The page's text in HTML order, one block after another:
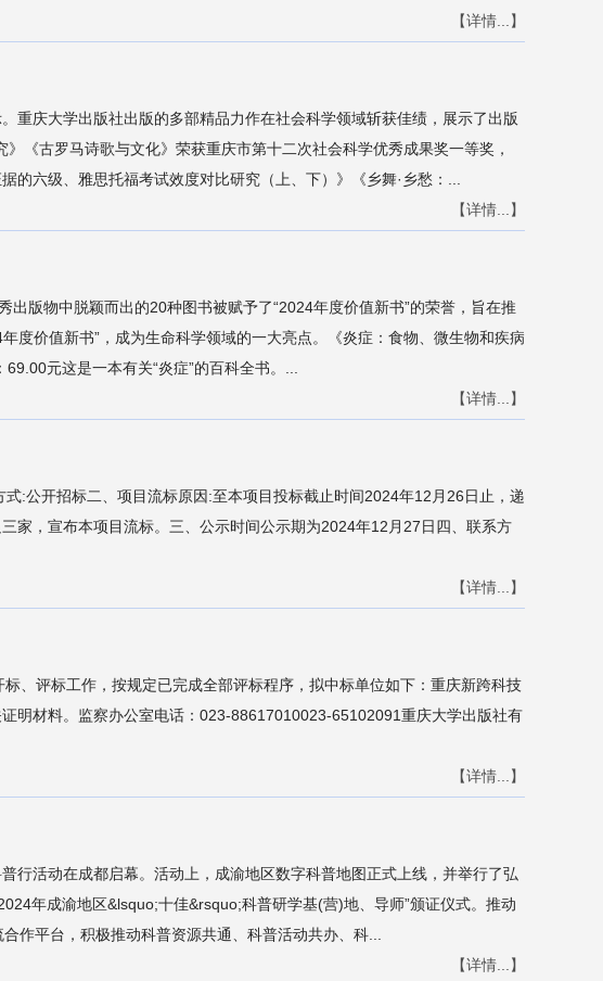
【详情...】
重庆大学出版社出版的多部精品力作在社会科学领域斩获佳绩，展示了出版
《古罗马诗歌与文化》荣获重庆市第十二次社会科学优秀成果奖一等奖，
六级、雅思托福考试效度对比研究（上、下）》《乡舞·乡愁：...
【详情...】
版物中脱颖而出的20种图书被赋予了“2024年度价值新书”的荣誉，旨在推
度价值新书”，成为生命科学领域的一大亮点。《炎症：食物、微生物和疾病
元这是一本有关“炎症”的百科全书。...
【详情...】
:公开招标二、项目流标原因:至本项目投标截止时间2024年12月26日止，递
家，宣布本项目流标。三、公示时间公示期为2024年12月27日四、联系方
【详情...】
、评标工作，按规定已完成全部评标程序，拟中标单位如下：重庆新跨科技
明材料。监察办公室电话：023-88617010023-65102091重庆大学出版社有
【详情...】
行活动在成都启幕。活动上，成渝地区数字科普地图正式上线，并举行了弘
年成渝地区&lsquo;十佳&rsquo;科普研学基(营)地、导师”颁证仪式。推动
作平台，积极推动科普资源共通、科普活动共办、科...
【详情...】